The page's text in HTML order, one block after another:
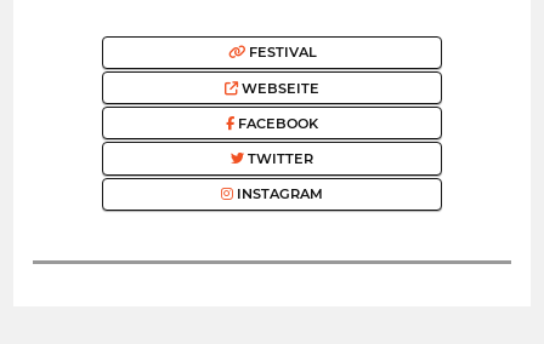
FESTIVAL
WEBSEITE
FACEBOOK
TWITTER
INSTAGRAM